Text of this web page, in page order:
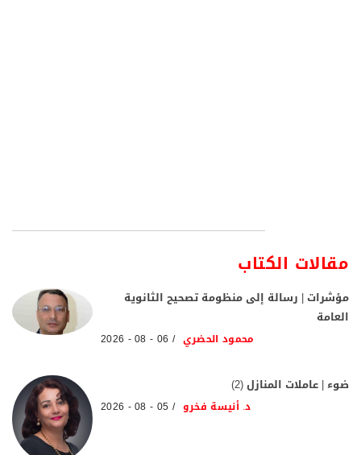
مقالات الكتاب
مؤشرات | رسالة إلى منظومة تصحيح الثانوية
العامة
محمود الحضري 06 - 08 - 2026
ضوء | عاملات المنازل (2)
د. أنيسة فخرو 05 - 08 - 2026